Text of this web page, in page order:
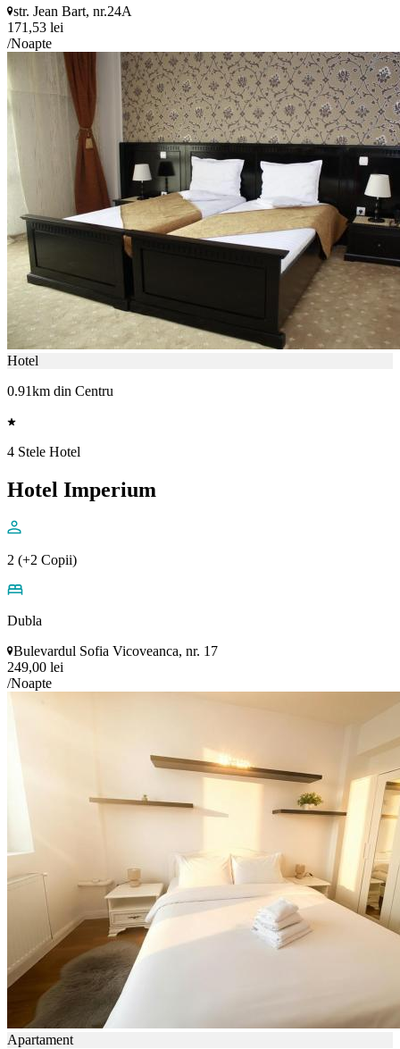
str. Jean Bart, nr.24A
171,53 lei
/Noapte
Hotel
0.91km din Centru
4 Stele Hotel
Hotel Imperium
2 (+2 Copii)
Dubla
Bulevardul Sofia Vicoveanca, nr. 17
249,00 lei
/Noapte
Apartament